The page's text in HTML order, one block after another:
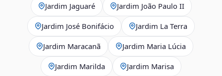
Jardim Jaguaré Jardim João Paulo II
Jardim José Bonifácio Jardim La Terra
Jardim Maracanã Jardim Maria Lúcia
Jardim Marilda Jardim Marisa